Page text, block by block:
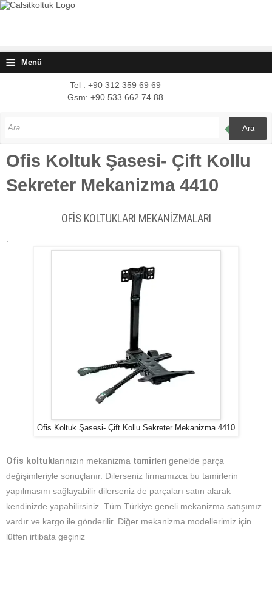
≡ Menü
Tel : +90 312 359 69 69
Gsm: +90 533 662 74 88
Ara
Ofis Koltuk Şasesi- Çift Kollu
Sekreter Mekanizma 4410
OFİS KOLTUKLARI MEKANİZMALARI
Ofis Koltuk Şasesi- Çift Kollu Sekreter Mekanizma 4410
Ofis koltuklarınızın mekanizma tamirleri genelde parça
değişimleriyle sonuçlanır. Dilerseniz firmamızca bu tamirlerin
yapılmasını sağlayabilir dilerseniz de parçaları satın alarak
kendinizde yapabilirsiniz. Tüm Türkiye geneli mekanizma satışımız
vardır ve kargo ile gönderilir. Diğer mekanizma modellerimiz için
lütfen irtibata geçiniz